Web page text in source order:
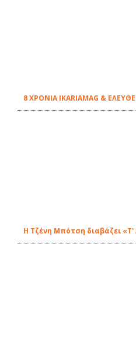
8 ΧΡΟΝΙΑ IKARIAMAG &
Η Τζένη Μπότση διαβάζει